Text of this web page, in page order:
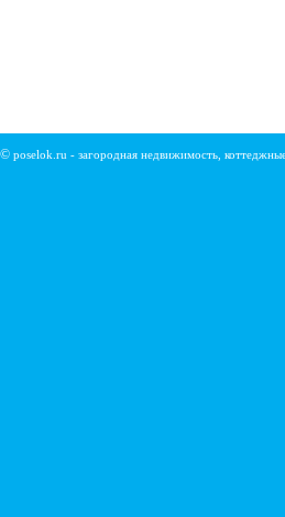
© poselok.ru - загородная недвижимость,